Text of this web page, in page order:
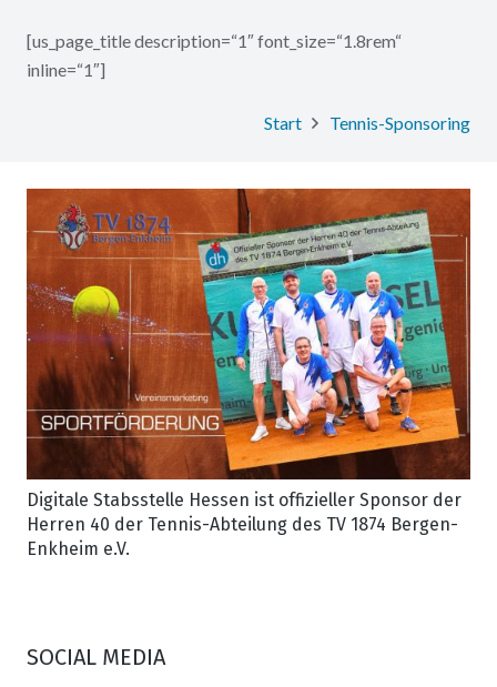
[us_page_title description=“1″ font_size=“1.8rem“
inline=“1″]
Start Tennis-Sponsoring
Digitale Stabsstelle Hessen ist offizieller Sponsor der
Herren 40 der Tennis-Abteilung des TV 1874 Bergen-
Enkheim e.V.
SOCIAL MEDIA